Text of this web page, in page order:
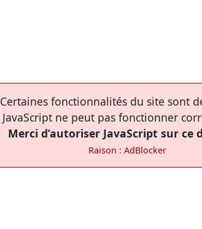
Certaines fonctionnalités du site sont
JavaScript ne peut pas fonctionner
Merci d’autoriser JavaScript sur ce
Raison : AdBlocker